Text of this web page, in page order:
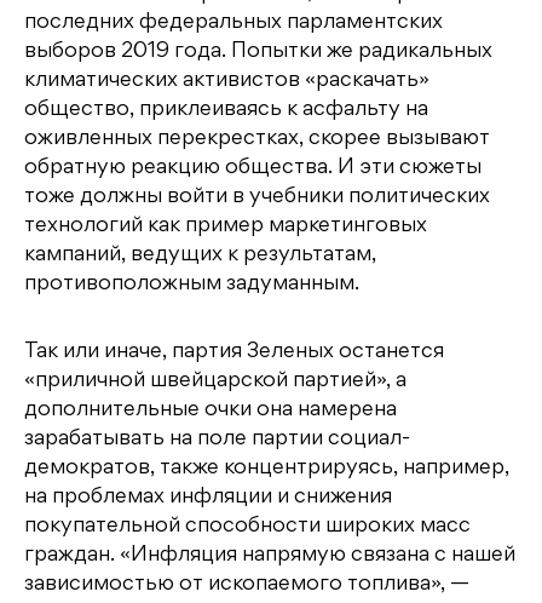
последних федеральных парламентских
выборов 2019 года. Попытки же радикальных
климатических активистов «раскачать»
общество, приклеиваясь к асфальту на
оживленных перекрестках, скорее вызывают
обратную реакцию общества. И эти сюжеты
тоже должны войти в учебники политических
технологий как пример маркетинговых
кампаний, ведущих к результатам,
противоположным задуманным.
Так или иначе, партия Зеленых останется
«приличной швейцарской партией», а
дополнительные очки она намерена
зарабатывать на поле партии социал-
демократов, также концентрируясь, например,
на проблемах инфляции и снижения
покупательной способности широких масс
граждан. «Инфляция напрямую связана с нашей
зависимостью от ископаемого топлива», —